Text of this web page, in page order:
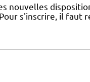
nouvelles
s'inscrire, il